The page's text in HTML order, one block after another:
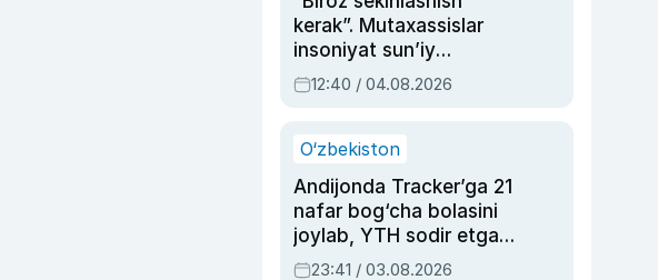
kerak”. Mutaxassislar
insoniyat sun’iy
intellektni boshqara
olmay qolishidan xavotir
12:40 / 04.08.2026
O‘zbekiston
Andijonda Tracker’ga 21
nafar bog‘cha bolasini
joylab, YTH sodir etgan
ayolga sud hukmi o‘qildi
23:41 / 03.08.2026